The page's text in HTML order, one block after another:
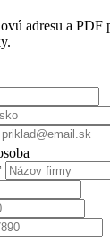
adresu a